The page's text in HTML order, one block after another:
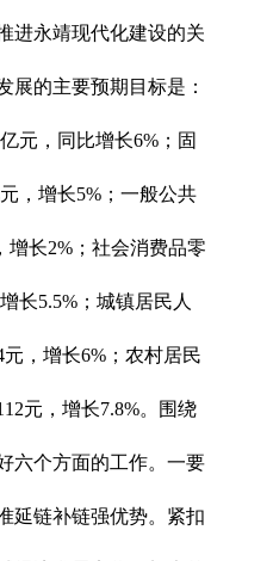
进永靖现代化建设的关
展的主要预期目标是：
元，同比增长6%；固
，增长5%；一般公共
增长2%；社会消费品零
长5.5%；城镇居民人
，增长6%；农村居民
元，增长7.8%。围绕
六个方面的工作。一要
延链补链强优势。紧扣